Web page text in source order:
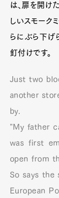
は、扉を開け
しいスモーク
らにぶら下げ
釘付けです。
Just two
another
by.
"My father
was first
open from
So says the
European